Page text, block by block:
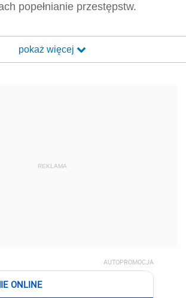
popełnianie przestępstw.
pokaż więcej
REKLAMA
AUTOPROMOCJA
ONLINE